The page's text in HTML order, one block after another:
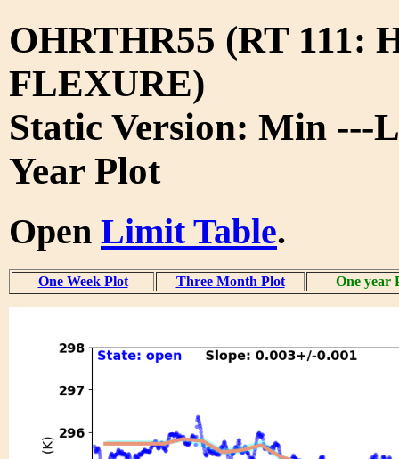
OHRTHR55 (RT 111:
FLEXURE)
Static Version: Min ---
Year Plot
Open Limit Table.
One Week Plot Three Month Plot One year